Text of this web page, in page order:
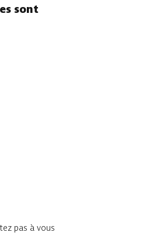
sont
pas à vous